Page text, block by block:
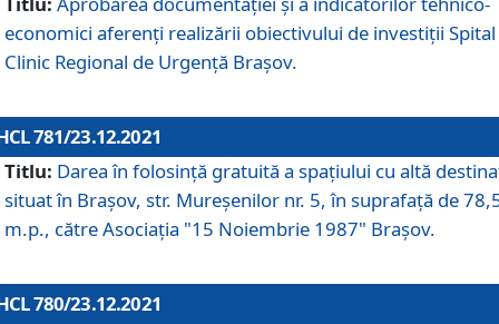
economici aferenți realizării obiectivului de investiții Spital
Clinic Regional de Urgență Brașov.
781/23.12.2021
Titlu: Darea în folosinţă gratuită a spaţiului cu altă
situat în Braşov, str. Mureşenilor nr. 5, în suprafaţă de
m.p., către Asociaţia "15 Noiembrie 1987" Braşov.
780/23.12.2021